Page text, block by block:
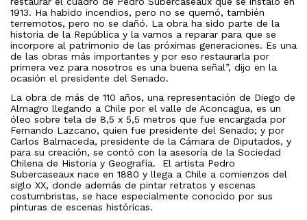
1913. Ha habido incendios, pero no se quemó, también
terremotos, pero no se dañó. La obra ha sido parte de la
historia de la República y la vamos a reparar para que se
incorpore al patrimonio de las próximas generaciones. Es una
de las obras más importantes y por eso restaurarla por
primera vez para nosotros es una buena señal”, dijo en la
ocasión el presidente del Senado.
La obra de más de 110 años, una representación de Diego de
Almagro llegando a Chile por el valle de Aconcagua, es un
óleo sobre tela de 8,5 x 5,5 metros que fue encargada por
Fernando Lazcano, quien fue presidente del Senado; y por
Carlos Balmaceda, presidente de la Cámara de Diputados, y
para su creación, se contó con la asesoría de la Sociedad
Chilena de Historia y Geografía. El artista Pedro
Subercaseaux nace en 1880 y llega a Chile a comienzos del
siglo XX, donde además de pintar retratos y escenas
costumbristas, se hace especialmente conocido por sus
pinturas de escenas históricas.